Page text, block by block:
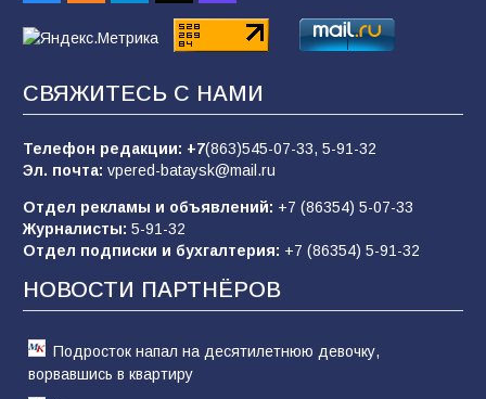
01.08.2026
Будет ли мобилизация в России в 2026 году
после выборов: в Госдуме дали ответ
84 06.08.2026
«Слухами Москву не возьмёшь»: почему
заявления Киева о мобилизации — это
отчаяние, а не разведка
81 02.08.2026
СВЯЖИТЕСЬ С НАМИ
Телефон редакции: +7(863)545-07-33, 5-91-32
Эл. почта: vpered-bataysk@mail.ru
Отдел рекламы и объявлений: +7 (86354) 5-07-33
Журналисты: 5-91-32
Отдел подписки и бухгалтерия: +7 (86354) 5-91-32
НОВОСТИ ПАРТНЁРОВ
Подросток напал на десятилетнюю девочку,
ворвавшись в квартиру